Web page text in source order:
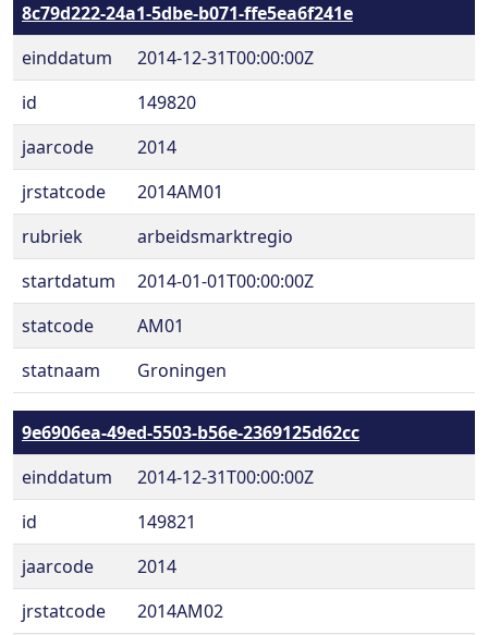
8c79d222-24a1-5dbe-b071-ffe5ea6f241e
einddatum
2014-12-31T00:00:00Z
id
149820
jaarcode
2014
jrstatcode
2014AM01
rubriek
arbeidsmarktregio
startdatum
2014-01-01T00:00:00Z
statcode
AM01
statnaam
Groningen
9e6906ea-49ed-5503-b56e-2369125d62cc
einddatum
2014-12-31T00:00:00Z
id
149821
jaarcode
2014
jrstatcode
2014AM02